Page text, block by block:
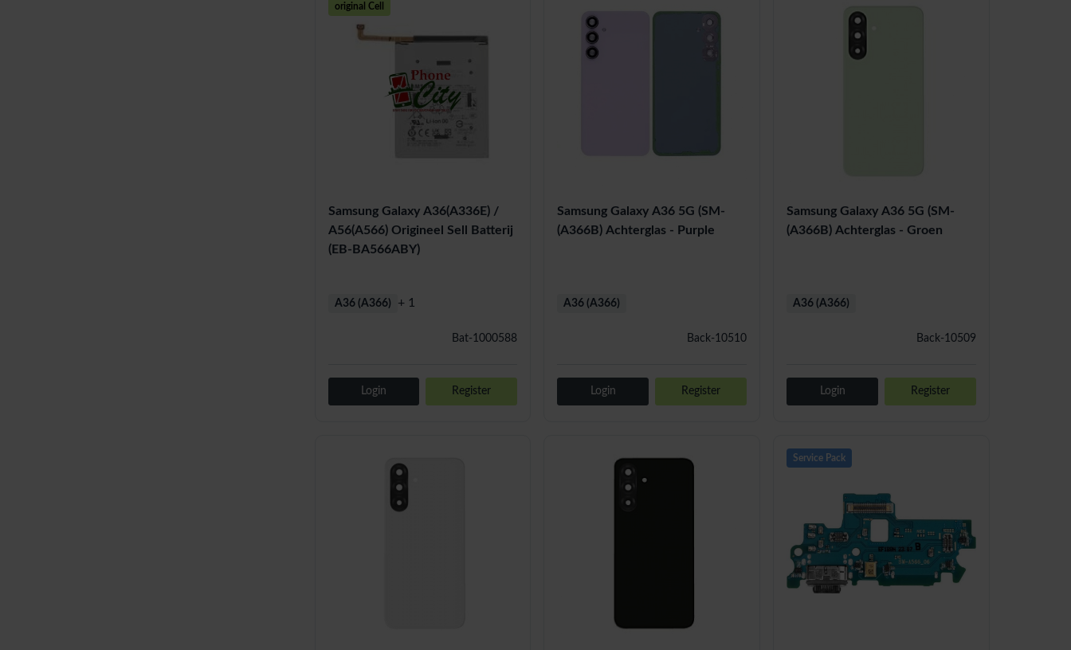
original Cell
Samsung Galaxy A36(A336E) /
A56(A566) Origineel Sell Batterij
(EB-BA566ABY)
Bat-1000588
A36 (A366) + 1
Login Register
Samsung Galaxy A36 5G (SM-
(A366B) Achterglas - Purple
Back-10510
A36 (A366)
Login Register
Samsung Galaxy A36 5G (SM-
(A366B) Achterglas - Groen
Back-10509
A36 (A366)
Login Register
Service Pack